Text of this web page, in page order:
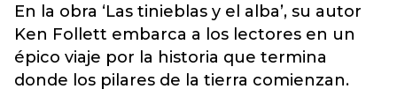
En la obra ‘Las tinieblas y el alba’, su autor
Ken Follett embarca a los lectores en un
épico viaje por la historia que termina
donde los pilares de la tierra comienzan.